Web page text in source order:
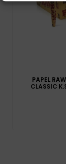
PAPEL
CLASSIC